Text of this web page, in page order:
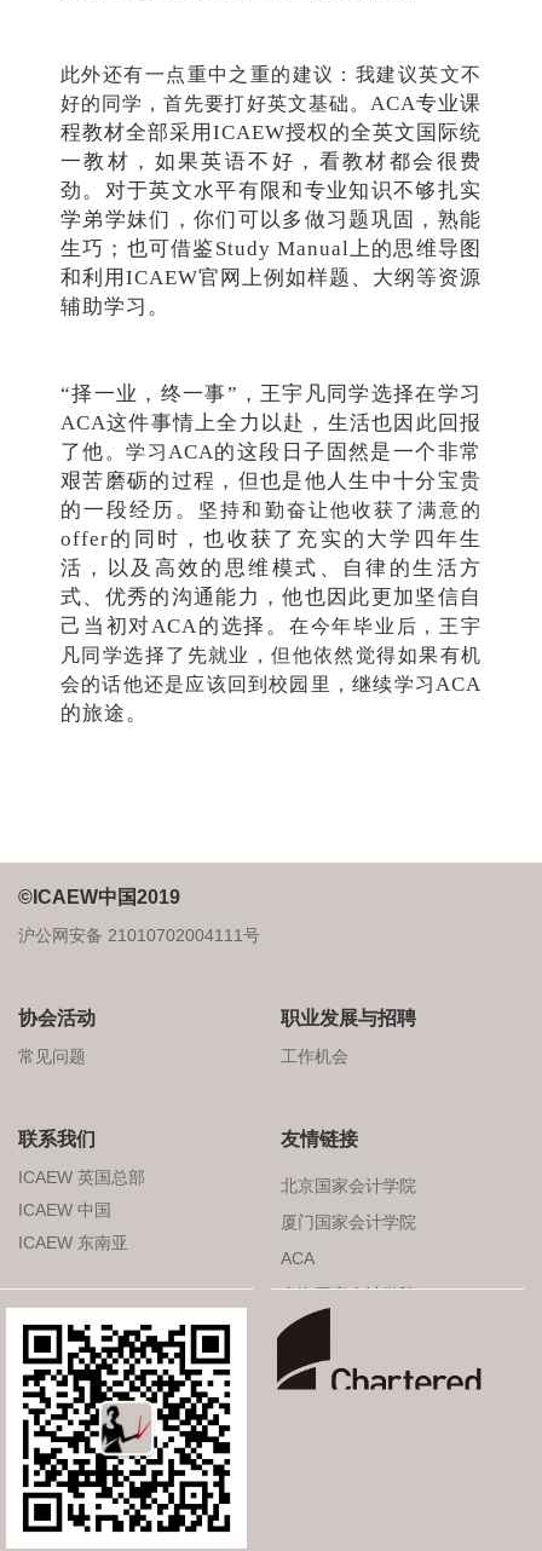
此外还有一点重中之重的建议：我建议英文不
好的同学，首先要打好英文基础。 ACA专业课
程教材全部采用ICAEW授权的全英文国际统
一教材，如果英语不好，看教材都会很费
劲。对于英文水平有限和专业知识不够扎实
学弟学妹们，你们可以多做习题巩固，熟能
生巧；也可借鉴Study Manual上的思维导图
和利用ICAEW官网上例如样题、大纲等资源
辅助学习。
“择一业，终一事”，王宇凡同学选择在学习
ACA这件事情上全力以赴，生活也因此回报
了他。学习ACA的这段日子固然是一个非常
艰苦磨砺的过程，但也是他人生中十分宝贵
的一段经历。 坚持和勤奋让他收获了满意的
offer的同时，也收获了充实的大学四年生
活，以及高效的思维模式、自律的生活方
式、优秀的沟通能力，他也因此更加坚信自
己当初对ACA的选择。 在今年毕业后，王宇
凡同学选择了先就业，但他依然觉得如果有机
会的话他还是应该回到校园里，继续学习ACA
的旅途。
©ICAEW中国2019
沪公网安备 21010702004111号
协会活动
常见问题
职业发展与招聘
工作机会
联系我们
ICAEW 英国总部
ICAEW 中国
ICAEW 东南亚
友情链接
北京国家会计学院
厦门国家会计学院
ACA
上海国家会计学院